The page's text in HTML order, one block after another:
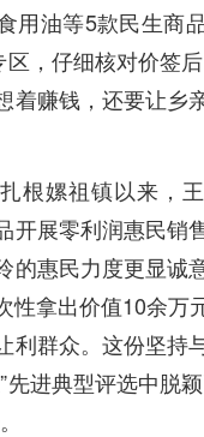
用油等5款民生商
区，仔细核对价签
着赚钱，还要让乡
根嫘祖镇以来，
开展零利润惠民销
的惠民力度更显诚
性拿出价值10余万
利群众。这份坚持
先进典型评选中脱